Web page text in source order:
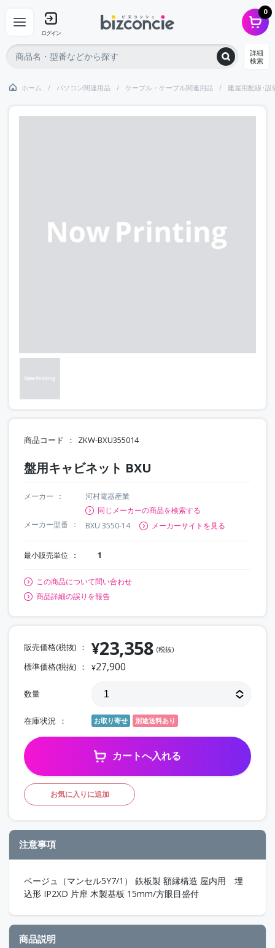
ログイン
0
詳細
検索
ホーム パソコン関連用品 ケーブル・ケーブル関連用品 建屋用配線･設
商品コード ZKW-BXU355014
盤用キャビネット BXU
メーカー
河村電器産業
同じメーカーの商品を検索する
メーカー型番
BXU 3550-14 メーカーサイトを見る
最小販売単位 1
この商品について問い合わせ
商品詳細の誤りを報告
販売価格(税抜) ¥23,358 (税抜)
標準価格(税抜) ¥27,900
数量
在庫状況 お取り寄せ 別途送料あり
カートへ入れる
お気に入りに追加
注意事項
ベージュ（マンセル5Y7/1） 鉄板製 額縁構造 屋内用 埋
込形 IP2XD 片扉 木製基板 15mm/方眼目盛付
商品説明